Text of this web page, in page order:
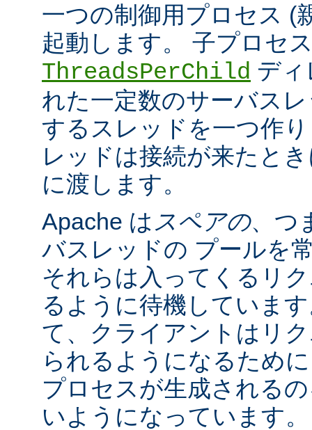
一つの制御用プロセス (
起動します。 子プロセ
ThreadsPerChild デ
れた一定数のサーバス
するスレッドを一つ作
レッドは接続が来たと
に渡します。
Apache は スペアの、つ
バスレッドの プールを
それらは入ってくるリ
るように待機していま
て、クライアントはリ
られるようになるため
プロセスが生成される
いようになっています